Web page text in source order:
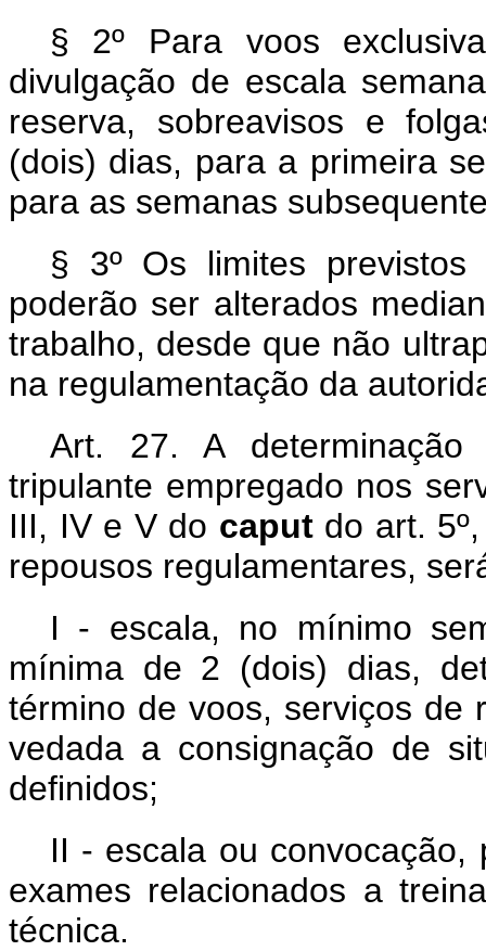
§ 2º Para voos
divulgação de escala
reserva, sobreavisos e
(dois) dias, para a primeira
para as semanas
§ 3º Os limites
poderão ser alterados
trabalho, desde que não
na regulamentação da
Art. 27. A
tripulante empregado nos
III, IV e V do caput do art.
repousos regulamentares,
I - escala, no mínimo
mínima de 2 (dois) dias,
término de voos, serviços de
vedada a consignação de
definidos;
II - escala ou convocação,
exames relacionados a
técnica.